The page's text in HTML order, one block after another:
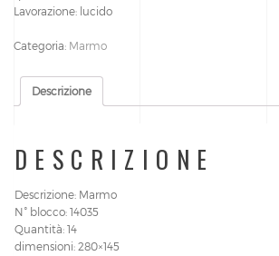
Lavorazione: lucido
Categoria: Marmo
Descrizione
DESCRIZIONE
Descrizione: Marmo
N° blocco: 14035
Quantità: 14
dimensioni: 280×145